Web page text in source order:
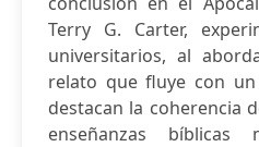
Terry G. Carter,
universitarios, al
relato que fluye con
destacan la coherencia
enseñanzas